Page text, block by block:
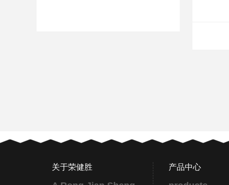
关于荣健胜 产品中心